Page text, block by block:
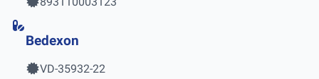
Bedexon
VD-35932-22